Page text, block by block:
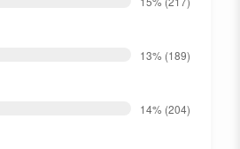
13% (189)
14% (204)